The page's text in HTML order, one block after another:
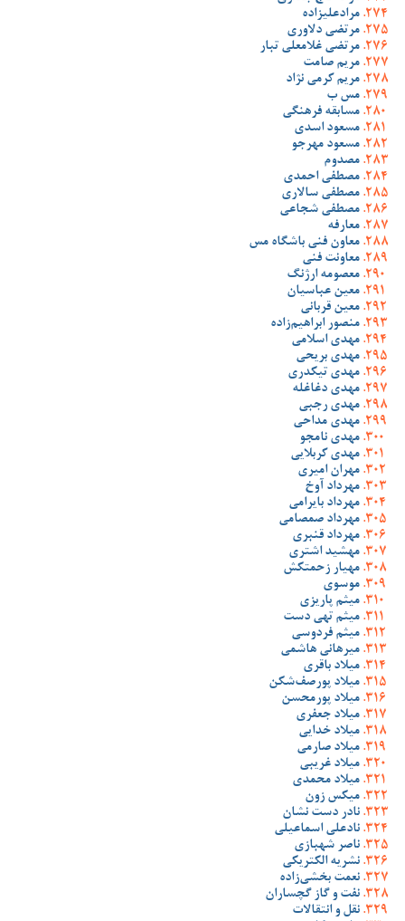
مرادعلیزاده
مرتضی دلاوری
مرتضی غلامعلی تبار
مریم صامت
مریم کرمی نژاد
مس ب
مسابقه فرهنگی
مسعود اسدی
مسعود مهرجو
مصدوم
مصطفی احمدی
مصطفی سالاری
مصطفی شجاعی
معارفه
معاون فنی باشگاه مس
معاونت فنی
معصومه ارژنگ
معین عباسیان
معین قربانی
منصور ابراهیم‌زاده
مهدی اسلامی
مهدی بریحی
مهدی تیکدری
مهدی دغاغله
مهدی رجبی
مهدی مداحی
مهدی نامجو
مهدی کربلایی
مهران امیری
مهرداد آوخ
مهرداد بایرامی
مهرداد صمصامی
مهرداد قنبری
مهشید اشتری
مهیار زحمتکش
موسوی
میثم پاریزی
میثم تهی دست
میثم فردوسی
میرهانی هاشمی
میلاد باقری
میلاد پورصف‌شکن
میلاد پورمحسن
میلاد جعفری
میلاد خدایی
میلاد صارمی
میلاد غریبی
میلاد محمدی
میکس زون
نادر دست نشان
نادعلی اسماعیلی
ناصر شهبازی
نشریه الکتریکی
نعمت بخشی‌زاده
نفت و گاز گچساران
نقل و انتقالات